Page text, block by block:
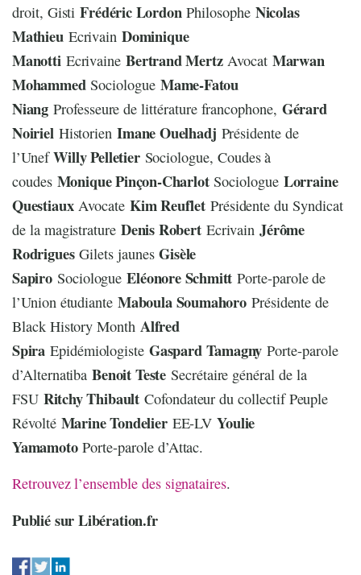
droit, GistiFrédéric LordonPhilosophe Nicolas
MathieuEcrivain Dominique
ManottiEcrivaineBertrand MertzAvocat Marwan
MohammedSociologue Mame-Fatou
Niang Professeure de littérature francophone, Gérard
NoirielHistorienImane Ouelhadj Présidente de
l’UnefWilly Pelletier Sociologue, Coudes à
coudes Monique Pinçon-CharlotSociologue Lorraine
QuestiauxAvocate Kim ReufletPrésidente du Syndicat
de la magistrature Denis RobertEcrivainJérôme
RodriguesGilets jaunesGisèle
SapiroSociologueEléonore SchmittPorte-parole de
l’Union étudianteMaboula SoumahoroPrésidente de
Black History Month Alfred
Spira EpidémiologisteGaspard Tamagny Porte-parole
d’AlternatibaBenoit Teste Secrétaire général de la
FSU Ritchy Thibault Cofondateur du collectif Peuple
Révolté Marine TondelierEE-LVYoulie
YamamotoPorte-parole d’Attac.
Retrouvez l’ensemble des signataires.
Publié sur Libération.fr